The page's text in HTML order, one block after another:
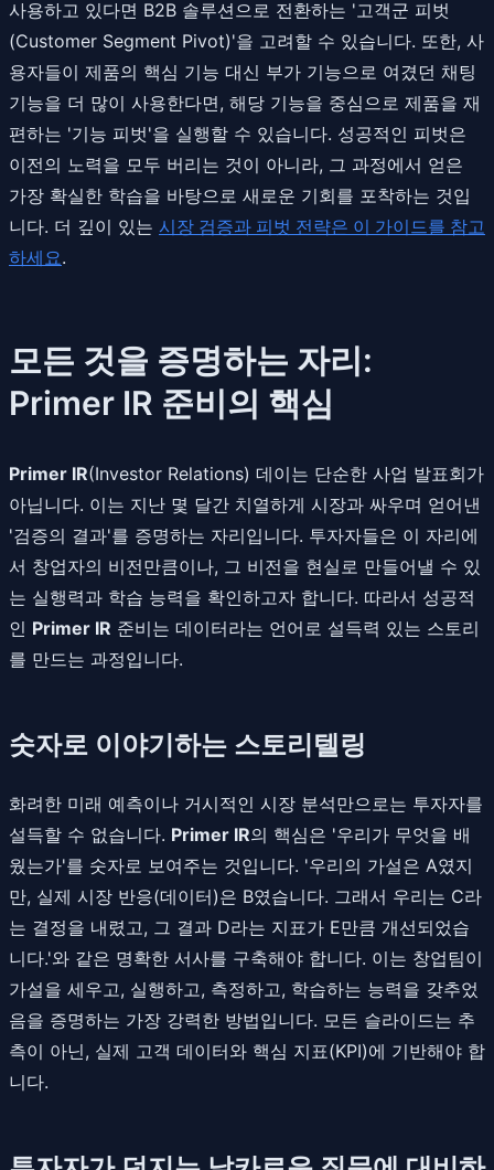
사용하고 있다면 B2B 솔루션으로 전환하는 '고객군 피벗
(Customer Segment Pivot)'을 고려할 수 있습니다. 또한, 사
용자들이 제품의 핵심 기능 대신 부가 기능으로 여겼던 채팅
기능을 더 많이 사용한다면, 해당 기능을 중심으로 제품을 재
편하는 '기능 피벗'을 실행할 수 있습니다. 성공적인 피벗은
이전의 노력을 모두 버리는 것이 아니라, 그 과정에서 얻은
가장 확실한 학습을 바탕으로 새로운 기회를 포착하는 것입
니다. 더 깊이 있는 시장 검증과 피벗 전략은 이 가이드를 참고
하세요.
모든 것을 증명하는 자리:
Primer IR 준비의 핵심
Primer IR(Investor Relations) 데이는 단순한 사업 발표회가
아닙니다. 이는 지난 몇 달간 치열하게 시장과 싸우며 얻어낸
'검증의 결과'를 증명하는 자리입니다. 투자자들은 이 자리에
서 창업자의 비전만큼이나, 그 비전을 현실로 만들어낼 수 있
는 실행력과 학습 능력을 확인하고자 합니다. 따라서 성공적
인 Primer IR 준비는 데이터라는 언어로 설득력 있는 스토리
를 만드는 과정입니다.
숫자로 이야기하는 스토리텔링
화려한 미래 예측이나 거시적인 시장 분석만으로는 투자자를
설득할 수 없습니다. Primer IR의 핵심은 '우리가 무엇을 배
웠는가'를 숫자로 보여주는 것입니다. '우리의 가설은 A였지
만, 실제 시장 반응(데이터)은 B였습니다. 그래서 우리는 C라
는 결정을 내렸고, 그 결과 D라는 지표가 E만큼 개선되었습
니다.'와 같은 명확한 서사를 구축해야 합니다. 이는 창업팀이
가설을 세우고, 실행하고, 측정하고, 학습하는 능력을 갖추었
음을 증명하는 가장 강력한 방법입니다. 모든 슬라이드는 추
측이 아닌, 실제 고객 데이터와 핵심 지표(KPI)에 기반해야 합
니다.